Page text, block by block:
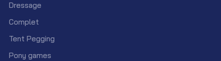
Dressage
Complet
Tent Pegging
Pony games